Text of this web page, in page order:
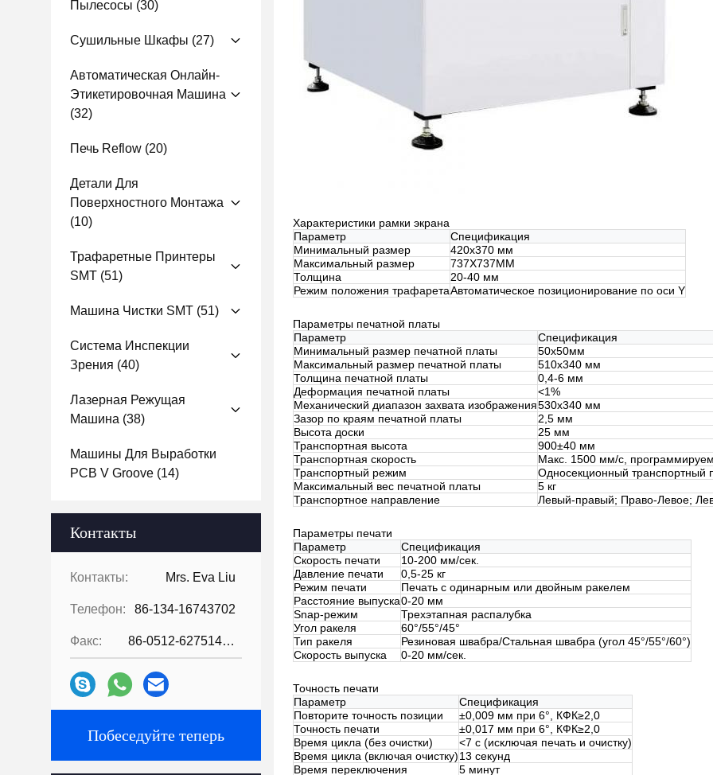
Пылесосы (30)
Сушильные Шкафы (27)
Автоматическая Онлайн-
Этикетировочная Машина
(32)
Печь Reflow (20)
Детали Для
Поверхностного Монтажа
(10)
Трафаретные Принтеры
SMT (51)
Машина Чистки SMT (51)
Система Инспекции
Зрения (40)
Лазерная Режущая
Машина (38)
Машины Для Выработки
PCB V Groove (14)
Контакты
Контакты: Mrs. Eva Liu
Телефон: 86-134-16743702
Факс: 86-0512-62751429
Побеседуйте теперь
Характеристики рамки экрана
Параметр
Спецификация
Минимальный размер
420x370 мм
Максимальный размер
737X737MM
Толщина
20-40 мм
Режим положения трафаретаАвтоматическое позиционирование по оси Y
Параметры печатной платы
Параметр
Спецификация
Минимальный размер печатной платы
50х50мм
Максимальный размер печатной платы
510x340 мм
Толщина печатной платы
0,4-6 мм
Деформация печатной платы
<1%
Механический диапазон захвата изображения530x340 мм
Зазор по краям печатной платы
2,5 мм
Высота доски
25 мм
Транспортная высота
900±40 мм
Транспортная скорость
Макс. 1500 мм/с,
Транспортный режим
Односекционный транспортный
Максимальный вес печатной платы
5 кг
Транспортное направление
Левый-правый; Право-Левое;
Параметры печати
Параметр
Спецификация
Скорость печати
10-200 мм/сек.
Давление печати
0,5-25 кг
Режим печати
Печать с одинарным или двойным ракелем
Расстояние выпуска0-20 мм
Snap-режим
Трехэтапная распалубка
Угол ракеля
60°/55°/45°
Тип ракеля
Резиновая швабра/Стальная швабра (угол 45°/55°/60°)
Скорость выпуска
0-20 мм/сек.
Точность печати
Параметр
Спецификация
Повторите точность позиции
±0,009 мм при 6°, КФК≥2,0
Точность печати
±0,017 мм при 6°, КФК≥2,0
Время цикла (без очистки)
<7 с (исключая печать и очистку)
Время цикла (включая очистку)13 секунд
Время переключения
5 минут